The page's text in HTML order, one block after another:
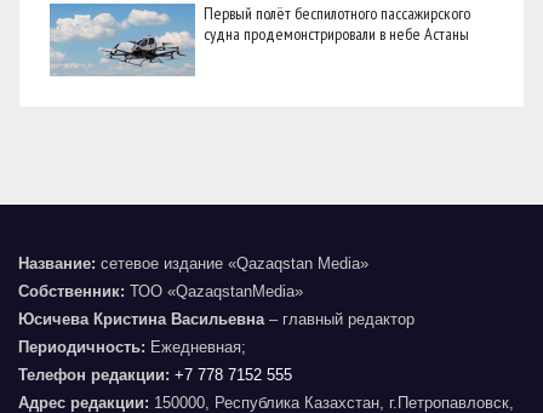
Первый полёт беспилотного пассажирского
судна продемонстрировали в небе Астаны
Название: сетевое издание «Qazaqstan Media»
Собственник: ТОО «QazaqstanMedia»
Юсичева Кристина Васильевна – главный редактор
Периодичность: Ежедневная;
Телефон редакции: +7 778 7152 555
Адрес редакции: 150000, Республика Казахстан, г.Петропавловск,